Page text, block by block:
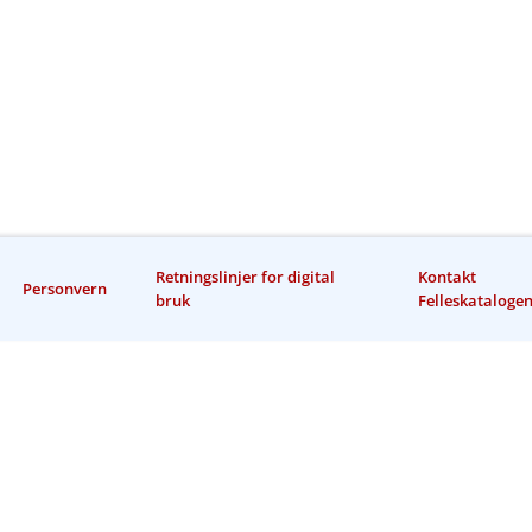
Personvern
Retningslinjer for digital
bruk
Kontakt
Felleskatalogen